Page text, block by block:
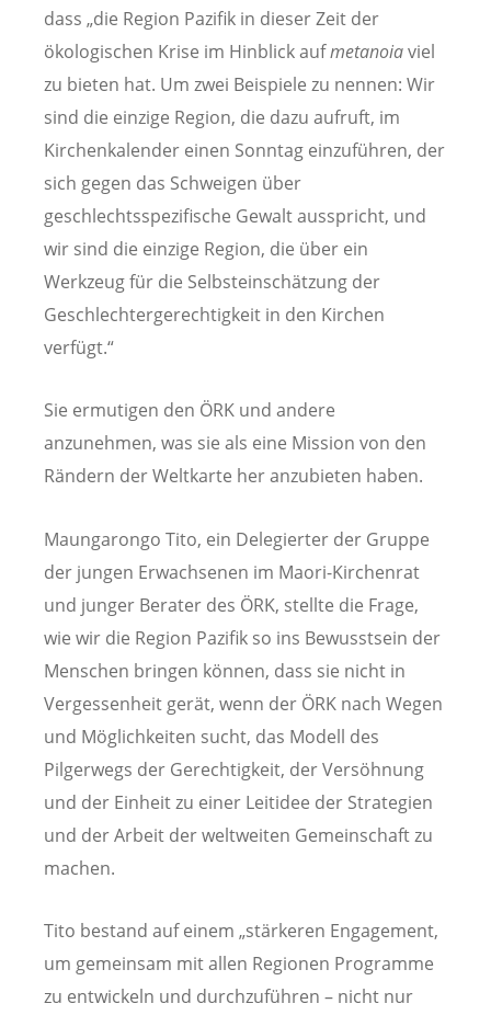
dass „die Region Pazifik in dieser Zeit der
ökologischen Krise im Hinblick aufmetanoiaviel
zu bieten hat. Um zwei Beispiele zu nennen: Wir
sind die einzige Region, die dazu aufruft, im
Kirchenkalender einen Sonntag einzuführen, der
sich gegen das Schweigen über
geschlechtsspezifische Gewalt ausspricht, und
wir sind die einzige Region, die über ein
Werkzeug für die Selbsteinschätzung der
Geschlechtergerechtigkeit in den Kirchen
verfügt.“
Sie ermutigen den ÖRK und andere
anzunehmen, was sie als eine Mission von den
Rändern der Weltkarte her anzubieten haben.
Maungarongo Tito, ein Delegierter der Gruppe
der jungen Erwachsenen im Maori-Kirchenrat
und junger Berater des ÖRK, stellte die Frage,
wie wir die Region Pazifik so ins Bewusstsein der
Menschen bringen können, dass sie nicht in
Vergessenheit gerät, wenn der ÖRK nach Wegen
und Möglichkeiten sucht, das Modell des
Pilgerwegs der Gerechtigkeit, der Versöhnung
und der Einheit zu einer Leitidee der Strategien
und der Arbeit der weltweiten Gemeinschaft zu
machen.
Tito bestand auf einem „stärkeren Engagement,
um gemeinsam mit allen Regionen Programme
zu entwickeln und durchzuführen – nicht nur